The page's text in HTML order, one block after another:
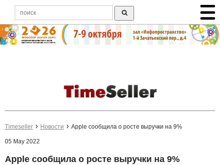
Timeseller Новости Apple сообщила о росте выручки на 9%
05 May 2022
Apple сообщила о росте выручки на 9%